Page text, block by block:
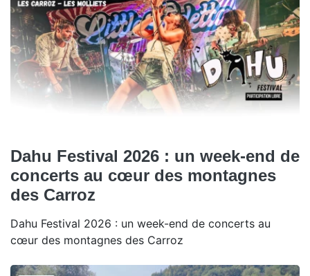
Dahu Festival 2026 : un week-end de
concerts au cœur des montagnes
des Carroz
Dahu Festival 2026 : un week-end de concerts au
cœur des montagnes des Carroz